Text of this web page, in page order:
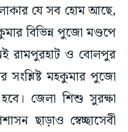
যে সব হোম আছে,
বিভিন্ন পুজো মণ্ডপে
রামপুরহাট ও বোলপুর
মহকুমার পুজো
জেলা শিশু সুরক্ষা
ছাড়াও স্বেচ্ছাসেবী